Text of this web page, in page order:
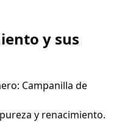
y sus
Campanilla de
y renacimiento.